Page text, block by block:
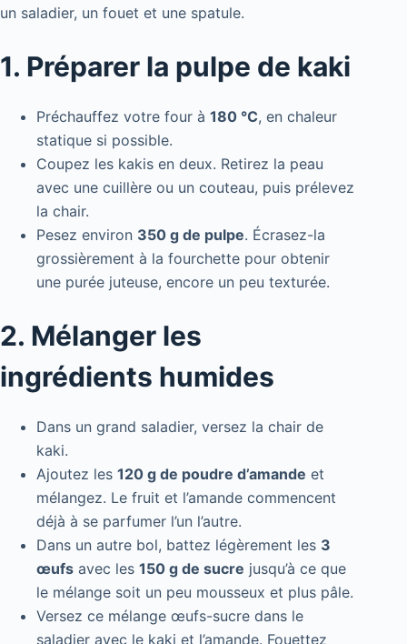
un saladier, un fouet et une spatule.
1. Préparer la pulpe de kaki
Préchauffez votre four à 180 °C, en chaleur
statique si possible.
Coupez les kakis en deux. Retirez la peau
avec une cuillère ou un couteau, puis prélevez
la chair.
Pesez environ 350 g de pulpe. Écrasez-la
grossièrement à la fourchette pour obtenir
une purée juteuse, encore un peu texturée.
2. Mélanger les
ingrédients humides
Dans un grand saladier, versez la chair de
kaki.
Ajoutez les 120 g de poudre d’amande et
mélangez. Le fruit et l’amande commencent
déjà à se parfumer l’un l’autre.
Dans un autre bol, battez légèrement les 3
œufs avec les 150 g de sucre jusqu’à ce que
le mélange soit un peu mousseux et plus pâle.
Versez ce mélange œufs-sucre dans le
saladier avec le kaki et l’amande. Fouettez